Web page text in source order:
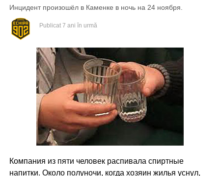
Инцидент произошёл в Каменке в ночь на 24 ноября.
Publicat 7 ani în urmă
Компания из пяти человек распивала спиртные
напитки. Около полуночи, когда хозяин жилья уснул,